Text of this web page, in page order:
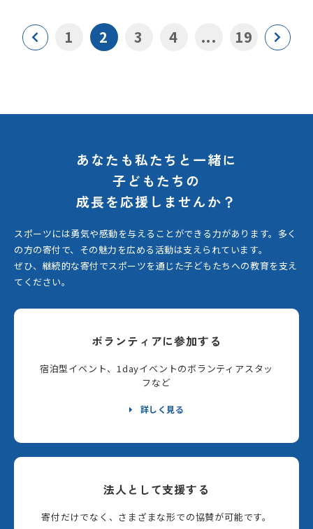
1 2 3 4 ... 19
あなたも私たちと一緒に
子どもたちの
成長を応援しませんか？
スポーツには勇気や感動を与えることができる力があります。 多く
の方の寄付で、その魅力を広める活動は支えられています。
ぜひ、継続的な寄付でスポーツを通じた子どもたちへの教育を支え
てください。
ボランティアに参加する
宿泊型イベント、1dayイベントのボランティアスタッ
フなど
詳しく見る
法人として支援する
寄付だけでなく、さまざまな形での協賛が可能です。